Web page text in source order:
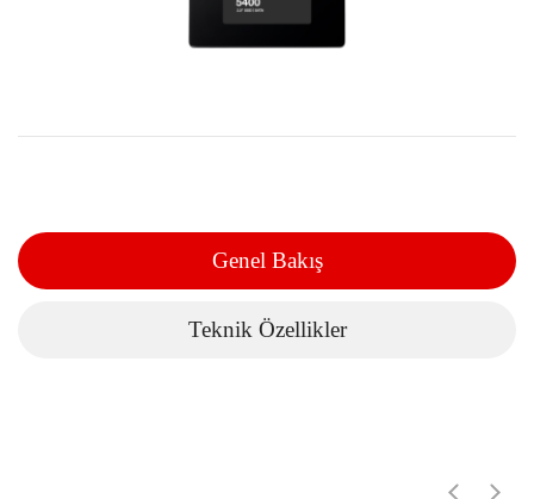
Genel Bakış
Teknik Özellikler